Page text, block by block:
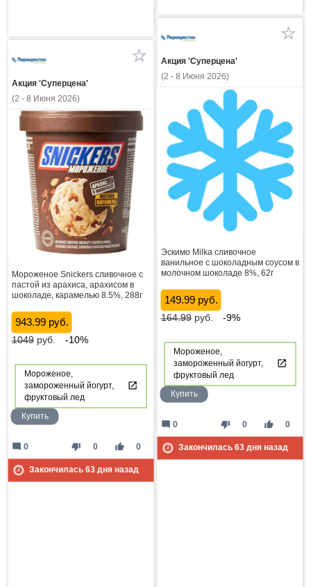
Акция 'Суперцена'
(2 - 8 Июня 2026)
Эскимо Milka сливочное
ванильное с шоколадным соусом в
молочном шоколаде 8%, 62г
149.99 руб.
164.99руб. -9%
Мороженое,
замороженный йогурт,
фруктовый лед
Купить
thumb_down 0 thumb_up 0
mode_comment 0
Закончилась 63дня назад
Акция 'Суперцена'
(2 - 8 Июня 2026)
Мороженое Snickers сливочное с
пастой из арахиса, арахисом в
шоколаде, карамелью 8.5%, 288г
943.99 руб.
1049руб. -10%
Мороженое,
замороженный йогурт,
фруктовый лед
Купить
thumb_down 0 thumb_up 0
mode_comment 0
Закончилась 63дня назад